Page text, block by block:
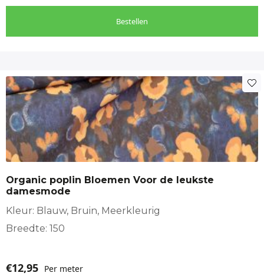
Broeken en rokken
Jurken en tunieken
Overhemden en blouses
Lichtblauwe soepele jeans stof. Dun, comfortabel
en ideaal voor dames-, heren- en kinderkleding.
filters=product_cat[249]
Bestellen
Organic poplin Bloemen Voor de leukste
damesmode
Kleur: Blauw, Bruin, Meerkleurig
Breedte: 150
€12,95 Per meter